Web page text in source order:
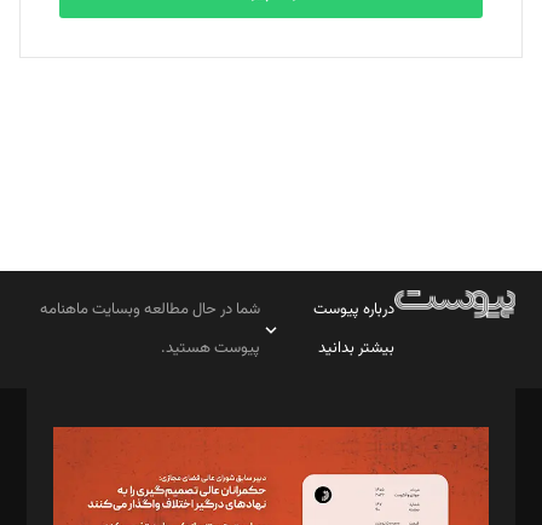
بابک نقاش
تحریریه
درباره پیوست
بیشتر بدانید
شما در حال مطالعه وبسایت ماهنامه
پیوست هستید.
مدیر مسئول: محمدباقر اثنی‌عشری
سردبیر: مهرک محمودی
دبیر تحریریه: میثم قاسمی